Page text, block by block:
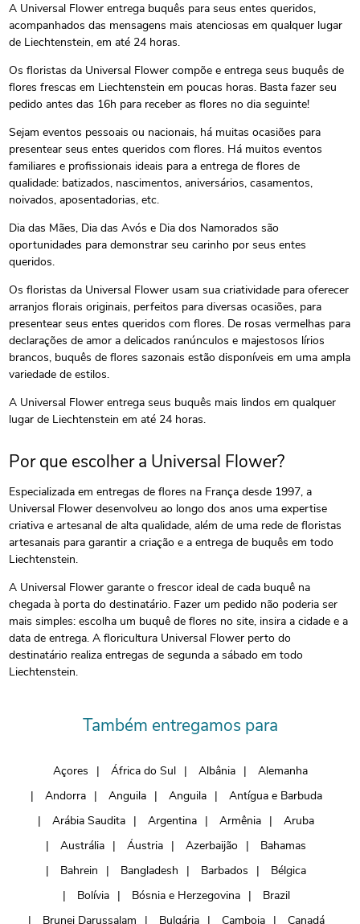
A Universal Flower entrega buquês para seus entes queridos,
acompanhados das mensagens mais atenciosas em qualquer lugar
de Liechtenstein, em até 24 horas.
Os floristas da Universal Flower compõe e entrega seus buquês de
flores frescas em Liechtenstein em poucas horas. Basta fazer seu
pedido antes das 16h para receber as flores no dia seguinte!
Sejam eventos pessoais ou nacionais, há muitas ocasiões para
presentear seus entes queridos com flores. Há muitos eventos
familiares e profissionais ideais para a entrega de flores de
qualidade: batizados, nascimentos, aniversários, casamentos,
noivados, aposentadorias, etc.
Dia das Mães, Dia das Avós e Dia dos Namorados são
oportunidades para demonstrar seu carinho por seus entes
queridos.
Os floristas da Universal Flower usam sua criatividade para oferecer
arranjos florais originais, perfeitos para diversas ocasiões, para
presentear seus entes queridos com flores. De rosas vermelhas para
declarações de amor a delicados ranúnculos e majestosos lírios
brancos, buquês de flores sazonais estão disponíveis em uma ampla
variedade de estilos.
A Universal Flower entrega seus buquês mais lindos em qualquer
lugar de Liechtenstein em até 24 horas.
Por que escolher a Universal Flower?
Especializada em entregas de flores na França desde 1997, a
Universal Flower desenvolveu ao longo dos anos uma expertise
criativa e artesanal de alta qualidade, além de uma rede de floristas
artesanais para garantir a criação e a entrega de buquês em todo
Liechtenstein.
A Universal Flower garante o frescor ideal de cada buquê na
chegada à porta do destinatário. Fazer um pedido não poderia ser
mais simples: escolha um buquê de flores no site, insira a cidade e a
data de entrega. A floricultura Universal Flower perto do
destinatário realiza entregas de segunda a sábado em todo
Liechtenstein.
Também entregamos para
Açores África do Sul Albânia
Alemanha
Andorra
Anguila Anguila
Antígua e Barbuda
Arábia Saudita
Argentina Armênia
Aruba
Austrália
Áustria Azerbaijão
Bahamas
Bahrein
Bangladesh Barbados
Bélgica
Bolívia
Bósnia e Herzegovina
Brazil
Brunei Darussalam
Bulgária Camboja
Canadá